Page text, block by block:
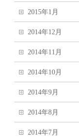
2015年1月
2014年12月
2014年11月
2014年10月
2014年9月
2014年8月
2014年7月